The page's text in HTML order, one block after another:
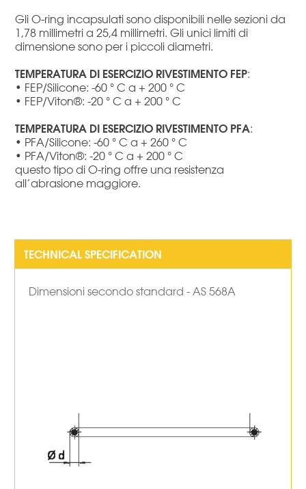
Gli O-ring incapsulati sono disponibili nelle sezioni da
1,78 millimetri a 25,4 millimetri. Gli unici limiti di
dimensione sono per i piccoli diametri.
TEMPERATURA DI ESERCIZIO RIVESTIMENTO FEP:
• FEP/Silicone: -60 ° C a + 200 ° C
• FEP/Viton®: -20 ° C a + 200 ° C
TEMPERATURA DI ESERCIZIO RIVESTIMENTO PFA:
• PFA/Silicone: -60 ° C a + 260 ° C
• PFA/Viton®: -20 ° C a + 200 ° C
questo tipo di O-ring offre una resistenza
all’abrasione maggiore.
Dimensioni secondo standard - AS 568A